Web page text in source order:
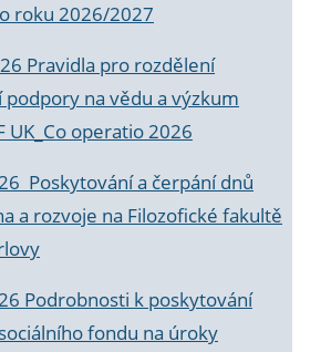
roku 2026/2027
Pravidla pro rozdělení
na vědu a výzkum
UK_Co operatio 2026
Poskytování a čerpání dnů
a rozvoje na Filozofické fakultě
Podrobnosti k poskytování
fondu na úroky